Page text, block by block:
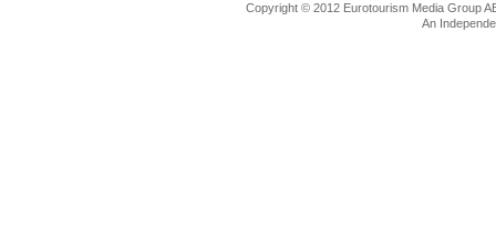
Copyright © 2012 Eurotourism Media Group
An